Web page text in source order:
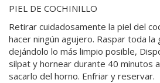
PIEL DE COCHINILLO
Retirar cuidadosamente la piel del
hacer ningún agujero. Raspar toda la
dejándolo lo más limpio posible,
silpat y hornear durante 40 minutos a
sacarlo del horno. Enfriar y reservar.